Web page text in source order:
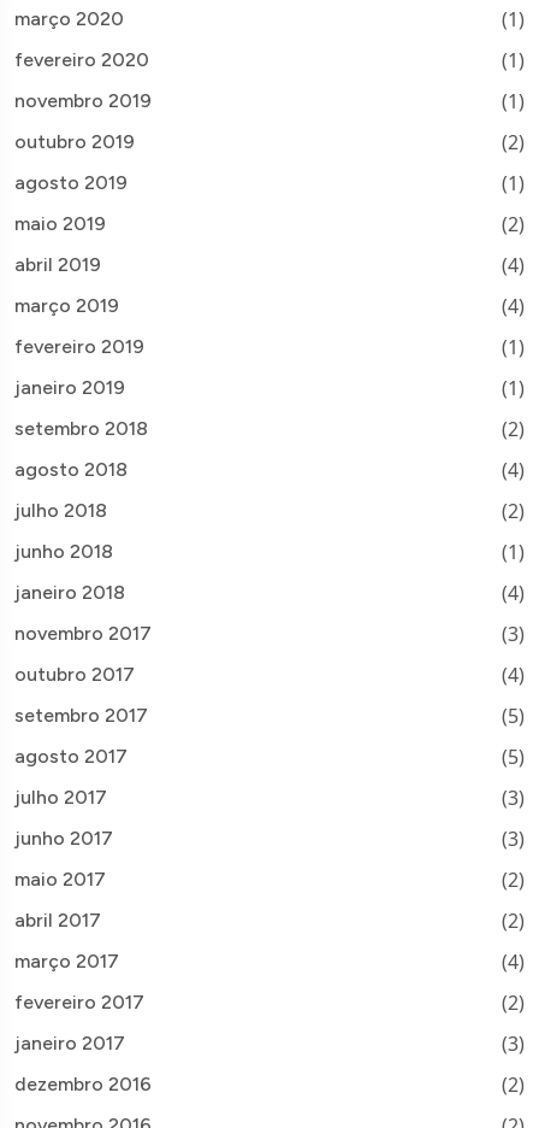
março 2020 (1)
fevereiro 2020 (1)
novembro 2019 (1)
outubro 2019 (2)
agosto 2019 (1)
maio 2019 (2)
abril 2019 (4)
março 2019 (4)
fevereiro 2019 (1)
janeiro 2019 (1)
setembro 2018 (2)
agosto 2018 (4)
julho 2018 (2)
junho 2018 (1)
janeiro 2018 (4)
novembro 2017 (3)
outubro 2017 (4)
setembro 2017 (5)
agosto 2017 (5)
julho 2017 (3)
junho 2017 (3)
maio 2017 (2)
abril 2017 (2)
março 2017 (4)
fevereiro 2017 (2)
janeiro 2017 (3)
dezembro 2016 (2)